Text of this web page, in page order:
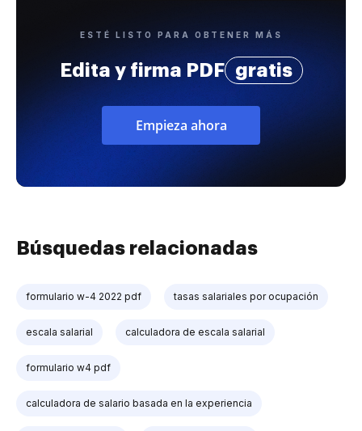
ESTÉ LISTO PARA OBTENER MÁS
Edita y firma PDF gratis
Empieza ahora
Búsquedas relacionadas
formulario w-4 2022 pdf tasas salariales por ocupación
escala salarial calculadora de escala salarial
formulario w4 pdf
calculadora de salario basada en la experiencia